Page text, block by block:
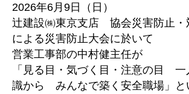
2026年6月9日（日）
辻建設㈱東京支店 協会災害防止・
による災害防止大会に於いて
営業工事部の中村健主任が
「見る目・気づく目・注意の目 一
識から みんなで築く安全職場」と